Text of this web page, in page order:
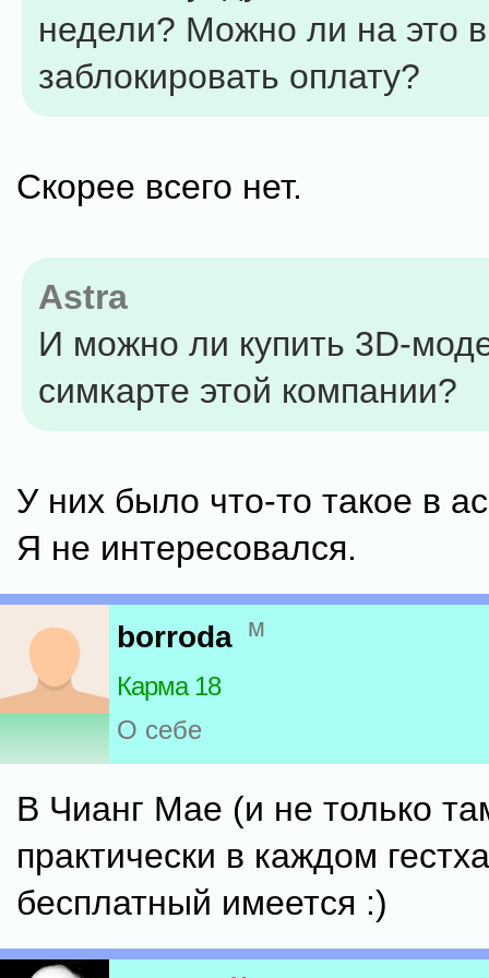
недели? Можно ли на это
заблокировать оплату?
Скорее всего нет.
Astra
И можно ли купить 3D-
симкарте этой компании?
У них было что-то такое в
Я не интересовался.
borroda м
Карма 18
О себе
В Чианг Мае (и не только
практически в каждом
бесплатный имеется :)